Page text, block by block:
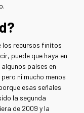
los recursos finitos
puede que haya en
países en
ni mucho menos
esas señales
la segunda
de 2009 y la